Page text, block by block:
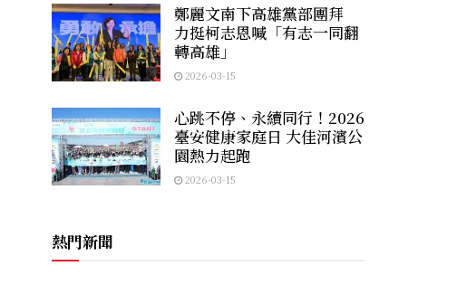
鄭麗文南下高雄黨部團拜
力挺柯志恩喊「有志一同翻
轉高雄」
2026-03-15
心跳不停、永續同行！2026
臺安健康家庭日 大佳河濱公
園熱力起跑
2026-03-15
熱門新聞